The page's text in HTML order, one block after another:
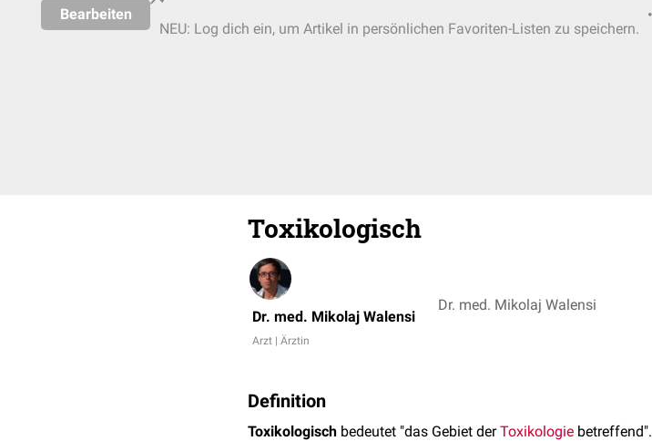
Bearbeiten
NEU: Log dich ein, um Artikel in persönlichen Favoriten-Listen zu speichern.
Toxikologisch
Dr. med. Mikolaj Walensi
Arzt | Ärztin
Dr. med. Mikolaj Walensi
Definition
Toxikologisch bedeutet "das Gebiet derToxikologie betreffend".